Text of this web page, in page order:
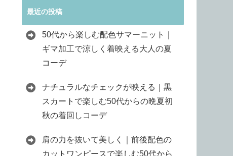
最近の投稿
50代から楽しむ配色サマーニット｜
ギマ加工で涼しく着映える大人の夏
コーデ
ナチュラルなチェックが映える｜黒
スカートで楽しむ50代からの晩夏初
秋の着回しコーデ
肩の力を抜いて美しく｜前後配色の
カットワンピースで楽しむ50代から